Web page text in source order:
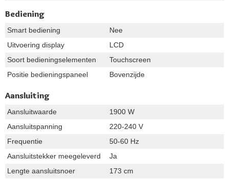
Bediening
Smart bediening
Nee
Uitvoering display
LCD
Soort bedieningselementen
Touchscreen
Positie bedieningspaneel
Bovenzijde
Aansluiting
Aansluitwaarde
1900 W
Aansluitspanning
220-240 V
Frequentie
50-60 Hz
Aansluitstekker meegeleverd
Ja
Lengte aansluitsnoer
173 cm